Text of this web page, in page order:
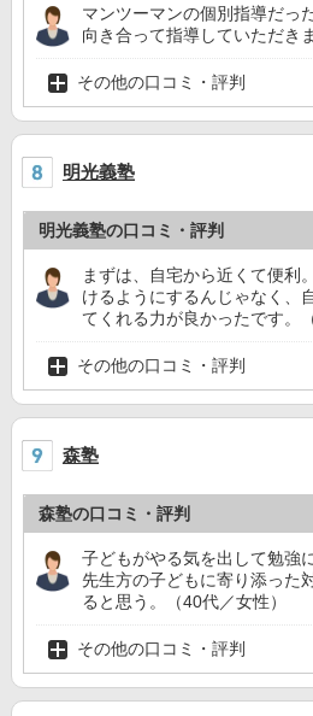
マンツーマンの個別指導だっ
向き合って指導していただき
その他の口コミ・評判
明光義塾
明光義塾の口コミ・評判
まずは、自宅から近くて便利
けるようにするんじゃなく、
てくれる力が良かったです。
その他の口コミ・評判
森塾
森塾の口コミ・評判
子どもがやる気を出して勉強
先生方の子どもに寄り添った
ると思う。（40代／女性）
その他の口コミ・評判